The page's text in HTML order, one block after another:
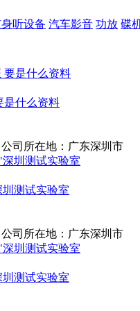
身听设备 汽车影音 功放 碟
是什么资料
公司所在地：广东深圳市
测试实验室
公司所在地：广东深圳市
测试实验室